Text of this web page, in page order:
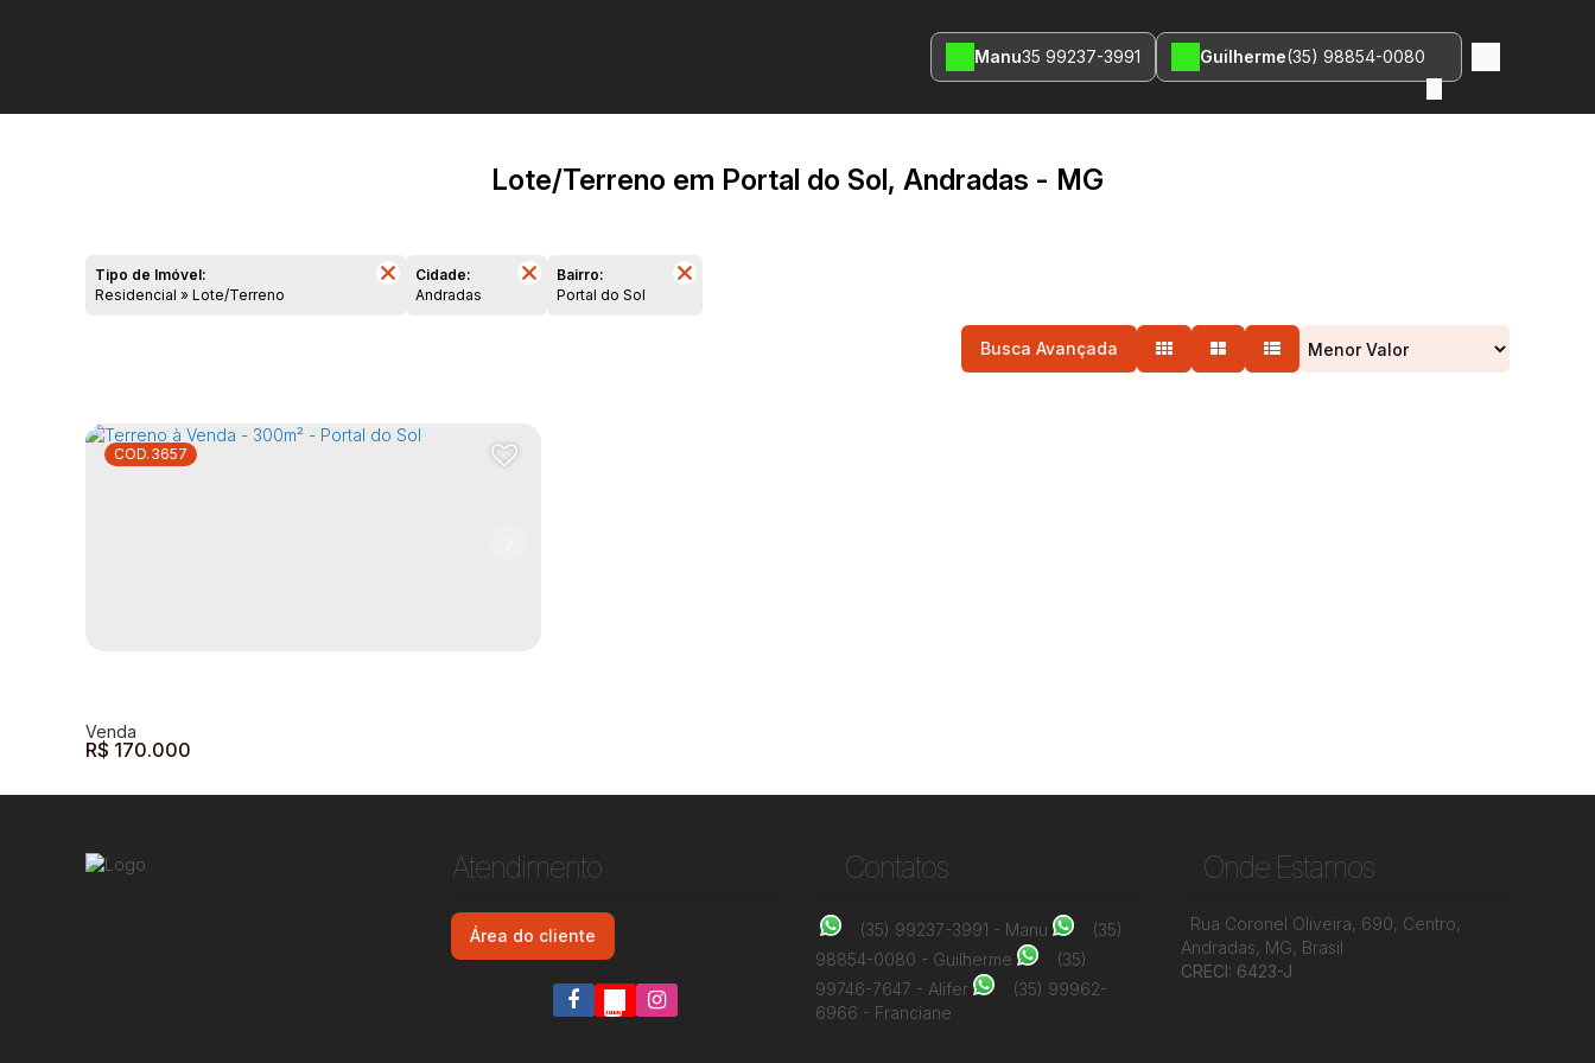
Guilherme(35) 98854-0080
Manu35 99237-3991
Lote/Terreno em Portal do Sol, Andradas - MG
Tipo de Imóvel:
Residencial » Lote/Terreno
Cidade:
Andradas
Bairro:
Portal do Sol
Busca Avançada
3657
R$ 170.000
Atendimento
Área do cliente
Contatos
(35) 99237-3991 - Manu
(35)
98854-0080 - Guilherme
(35)
99746-7647 - Alifer
(35) 99962-
6966 - Franciane
Onde Estamos
Rua Coronel Oliveira, 690, Centro,
Andradas, MG, Brasil
CRECI: 6423-J